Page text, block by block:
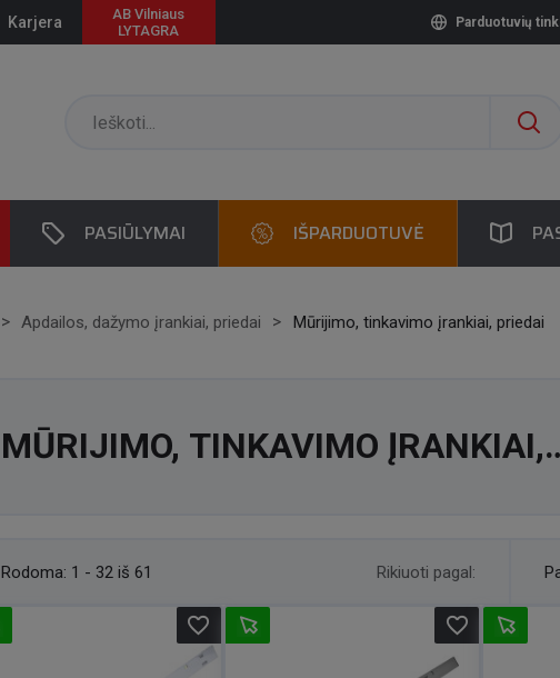
Karjera
AB Vilniaus
LYTAGRA
Parduotuvių
PASIŪLYMAI IŠPARDUOTUVĖ
Apdailos, dažymo įrankiai, priedai Mūrijimo, tinkavimo įrankiai, priedai
MŪRIJIMO, TINKAVIMO ĮRANKIAI,
Rodoma: 1 - 32 iš 61 Rikiuoti pagal:
favorite_border favorite_border